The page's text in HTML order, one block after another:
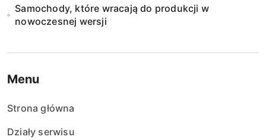
Samochody, które wracają do produkcji w
nowoczesnej wersji
Menu
Strona główna
Działy serwisu